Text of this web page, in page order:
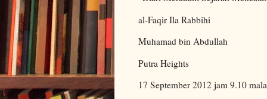
al-Faqir Ila Rabbihi
Muhamad bin Abdullah
Putra Heights
17 September 2012 jam 9.10